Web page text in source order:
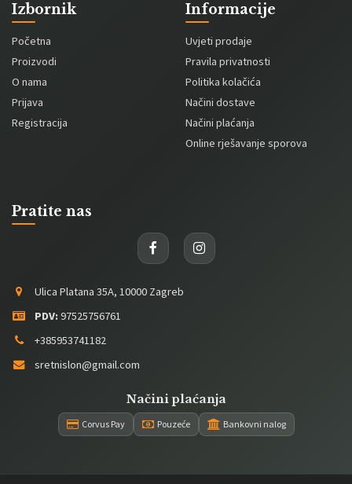
Izbornik
Početna
Proizvodi
O nama
Prijava
Registracija
Informacije
Uvjeti prodaje
Pravila privatnosti
Politika kolačića
Načini dostave
Načini plaćanja
Online rješavanje sporova
Pratite nas
Ulica Platana 35A, 10000 Zagreb
PDV: 97525756761
+385953741182
sretnislon@gmail.com
Načini plaćanja
Corvus Pay Pouzeće Bankovni nalog